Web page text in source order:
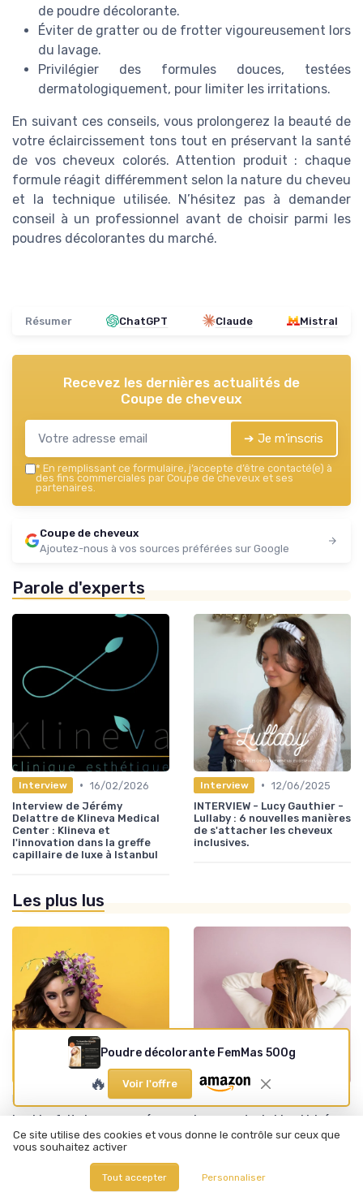
de poudre décolorante.
Éviter de gratter ou de frotter vigoureusement lors
du lavage.
Privilégier des formules douces, testées
dermatologiquement, pour limiter les irritations.
En suivant ces conseils, vous prolongerez la beauté de
votre éclaircissement tons tout en préservant la santé
de vos cheveux colorés. Attention produit : chaque
formule réagit différemment selon la nature du cheveu
et la technique utilisée. N’hésitez pas à demander
conseil à un professionnel avant de choisir parmi les
poudres décolorantes du marché.
Résumer ChatGPT Claude Mistral
Recevez les dernières actualités de
Coupe de cheveux
➔ Je m'inscris
* En remplissant ce formulaire, j’accepte d’être contacté(e) à
des fins commerciales par Coupe de cheveux et ses
partenaires.
Coupe de cheveux
Ajoutez-nous à vos sources préférées sur Google
Parole d'experts
Interview • 16/02/2026
Interview de Jérémy
Delattre de Klineva Medical
Center : Klineva et
l'innovation dans la greffe
capillaire de luxe à Istanbul
Interview • 12/06/2025
INTERVIEW - Lucy Gauthier -
Lullaby : 6 nouvelles manières
de s'attacher les cheveux
inclusives.
Les plus lus
16/08/2025
Les bienfaits insoupçonnés
de la poudre de sidr pour vos
cheveux
Les secrets du blond irisé
cendré : un éclat subtil et
Poudre décolorante FemMas 500g
🔥 Voir l'offre
Ce site utilise des cookies et vous donne le contrôle sur ceux que
vous souhaitez activer
Tout accepter Personnaliser